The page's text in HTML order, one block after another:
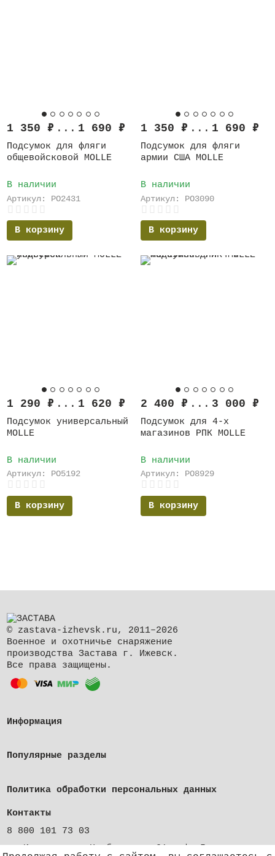
1 350 ₽ ... 1 690 ₽
Подсумок для фляги
общевойсковой MOLLE
В наличии
Артикул: PO2431
В корзину
1 350 ₽ ... 1 690 ₽
Подсумок для фляги
армии США MOLLE
В наличии
Артикул: PO3090
В корзину
1 290 ₽ ... 1 620 ₽
Подсумок универсальный
MOLLE
В наличии
Артикул: PO5192
В корзину
2 400 ₽ ... 3 000 ₽
Подсумок для 4-х
магазинов РПК MOLLE
В наличии
Артикул: PO8929
В корзину
© zastava-izhevsk.ru, 2011–2026
Военное и охотничье снаряжение
производства Застава г. Ижевск.
Все права защищены.
Информация
Популярные разделы
Политика обработки персональных данных
Контакты
8 800 101 73 03
г. Ижевск, ул. Клубная, д. 21, оф. 5